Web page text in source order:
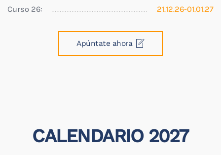
Curso 26: 21.12.26-01.01.27
Apúntate ahora
CALENDARIO 2027